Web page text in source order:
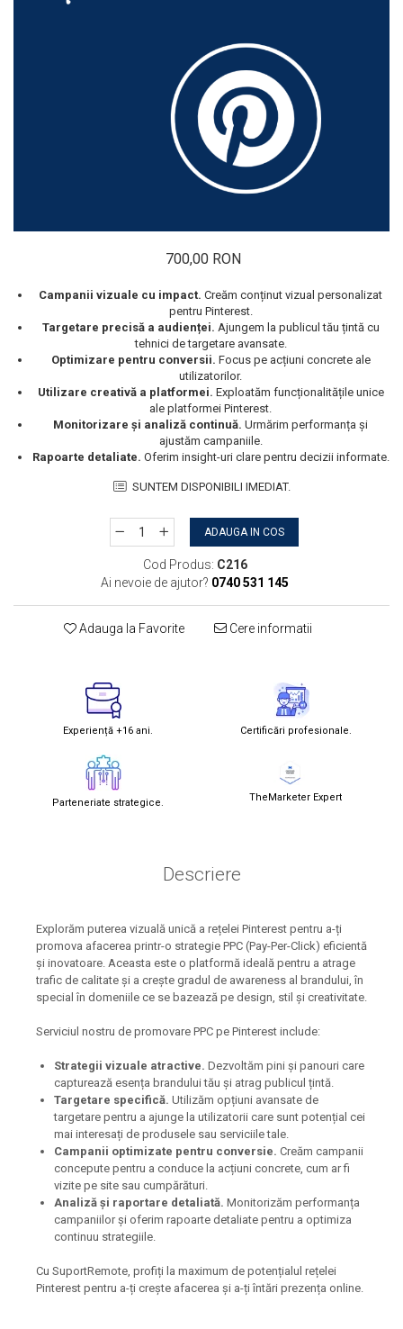
700,00 RON
Campanii vizuale cu impact. Creăm conținut vizual personalizat
pentru Pinterest.
Targetare precisă a audienței. Ajungem la publicul tău țintă cu
tehnici de targetare avansate.
Optimizare pentru conversii. Focus pe acțiuni concrete ale
utilizatorilor.
Utilizare creativă a platformei. Exploatăm funcționalitățile unice
ale platformei Pinterest.
Monitorizare și analiză continuă. Urmărim performanța și
ajustăm campaniile.
Rapoarte detaliate. Oferim insight-uri clare pentru decizii informate.
SUNTEM DISPONIBILI IMEDIAT.
ADAUGA IN COS
Cod Produs: C216
Ai nevoie de ajutor? 0740 531 145
Adauga la Favorite Cere informatii
Experiență +16 ani. Certificări profesionale.
Parteneriate strategice. TheMarketer Expert
Descriere
Explorăm puterea vizuală unică a rețelei Pinterest pentru a-ți
promova afacerea printr-o strategie PPC (Pay-Per-Click) eficientă
și inovatoare. Aceasta este o platformă ideală pentru a atrage
trafic de calitate și a crește gradul de awareness al brandului, în
special în domeniile ce se bazează pe design, stil și creativitate.
Serviciul nostru de promovare PPC pe Pinterest include:
Strategii vizuale atractive. Dezvoltăm pini și panouri care
capturează esența brandului tău și atrag publicul țintă.
Targetare specifică. Utilizăm opțiuni avansate de
targetare pentru a ajunge la utilizatorii care sunt potențial cei
mai interesați de produsele sau serviciile tale.
Campanii optimizate pentru conversie. Creăm campanii
concepute pentru a conduce la acțiuni concrete, cum ar fi
vizite pe site sau cumpărături.
Analiză și raportare detaliată. Monitorizăm performanța
campaniilor și oferim rapoarte detaliate pentru a optimiza
continuu strategiile.
Cu SuportRemote, profiți la maximum de potențialul rețelei
Pinterest pentru a-ți crește afacerea și a-ți întări prezența online.